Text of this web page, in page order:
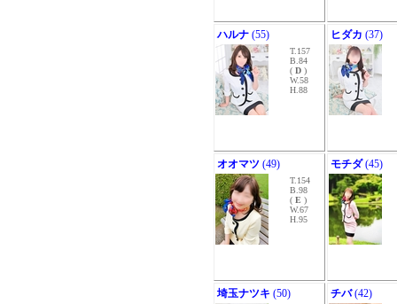
ハルナ (55)
T.157
B.84
( D )
W.58
H.88
ヒダカ (37)
オオマツ (49)
T.154
B.98
( E )
W.67
H.95
モチダ(45)
埼玉ナツキ (50) チバ(42)